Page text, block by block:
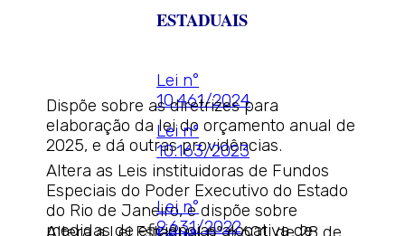
ESTADUAIS
Lei n°
10.461/2024
Dispõe sobre as diretrizes para
elaboração da lei do orçamento anual de
2025, e dá outras providências.
Lei nº
10.163/2023
Altera as Leis instituidoras de Fundos
Especiais do Poder Executivo do Estado
do Rio de Janeiro, e dispõe sobre
medidas de eficiências alocativa de
Lei n°
9.631/2022